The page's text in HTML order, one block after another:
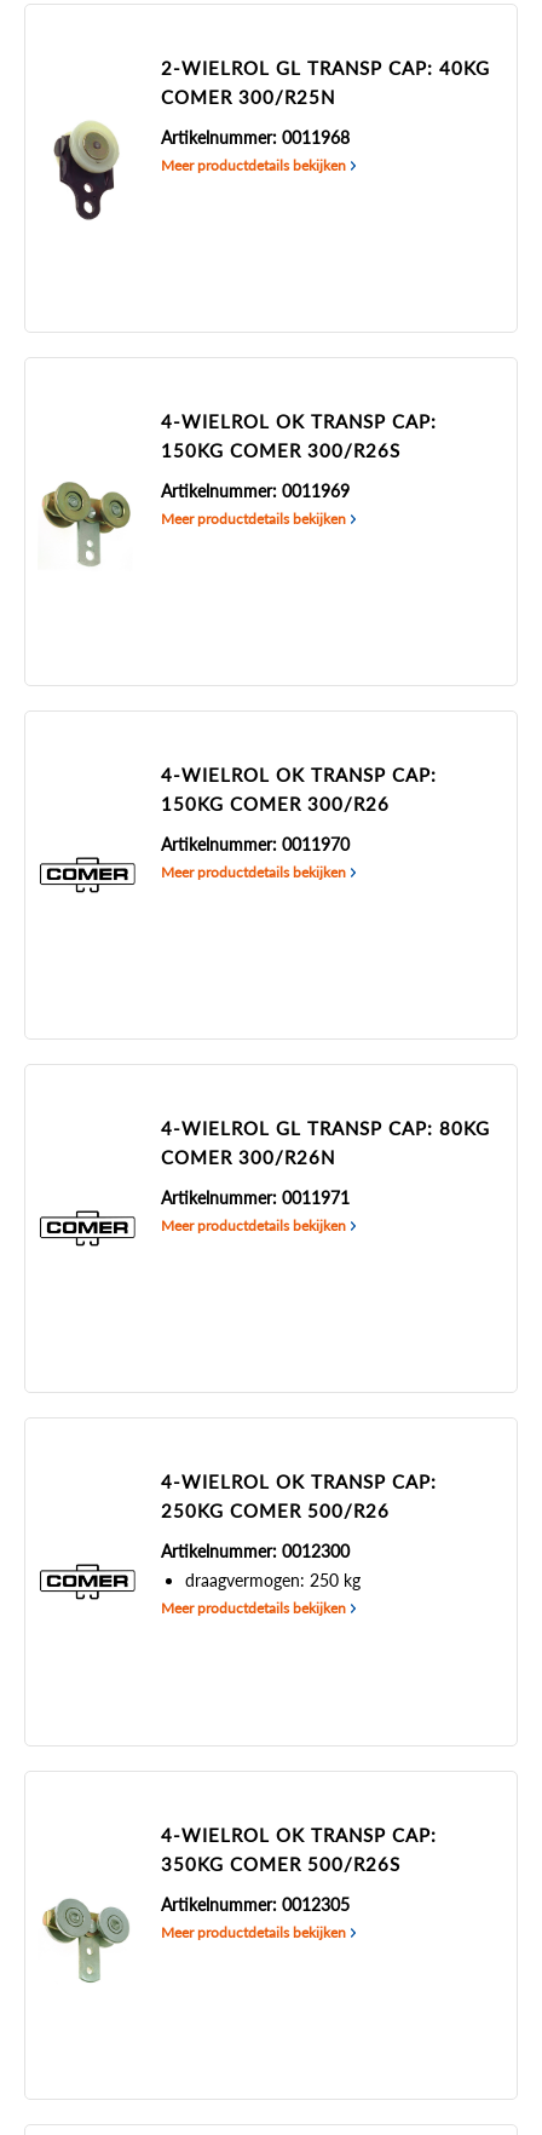
2-WIELROL GL TRANSP CAP: 40KG
COMER 300/R25N
Artikelnummer: 0011968
Meer productdetails bekijken
4-WIELROL OK TRANSP CAP:
150KG COMER 300/R26S
Artikelnummer: 0011969
Meer productdetails bekijken
4-WIELROL OK TRANSP CAP:
150KG COMER 300/R26
Artikelnummer: 0011970
Meer productdetails bekijken
4-WIELROL GL TRANSP CAP: 80KG
COMER 300/R26N
Artikelnummer: 0011971
Meer productdetails bekijken
4-WIELROL OK TRANSP CAP:
250KG COMER 500/R26
Artikelnummer: 0012300
draagvermogen: 250 kg
Meer productdetails bekijken
4-WIELROL OK TRANSP CAP:
350KG COMER 500/R26S
Artikelnummer: 0012305
Meer productdetails bekijken